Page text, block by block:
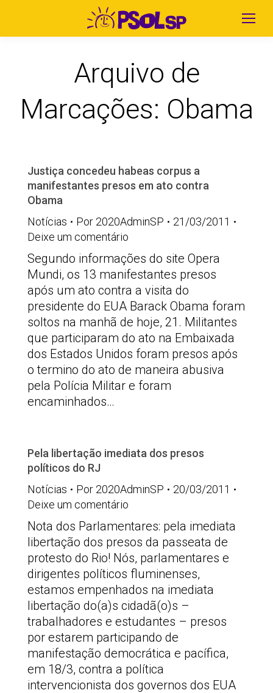
Arquivo de
Marcações: Obama
Justiça concedeu habeas corpus a
manifestantes presos em ato contra
Obama
Notícias
Por 2020AdminSP
21/03/2011
Deixe um comentário
Segundo informações do site Opera
Mundi, os 13 manifestantes presos
após um ato contra a visita do
presidente do EUA Barack Obama foram
soltos na manhã de hoje, 21. Militantes
que participaram do ato na Embaixada
dos Estados Unidos foram presos após
o termino do ato de maneira abusiva
pela Polícia Militar e foram
encaminhados…
Pela libertação imediata dos presos
políticos do RJ
Notícias
Por 2020AdminSP
20/03/2011
Deixe um comentário
Nota dos Parlamentares: pela imediata
libertação dos presos da passeata de
protesto do Rio! Nós, parlamentares e
dirigentes políticos fluminenses,
estamos empenhados na imediata
libertação do(a)s cidadã(o)s –
trabalhadores e estudantes – presos
por estarem participando de
manifestação democrática e pacífica,
em 18/3, contra a política
intervencionista dos governos dos EUA